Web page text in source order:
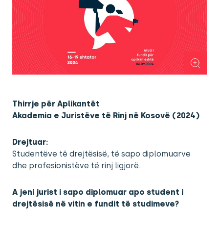
Thirrje për Aplikantët
Akademia e Juristëve të Rinj në Kosovë (2024)
Drejtuar:
Studentëve të drejtësisë, të sapo diplomuarve
dhe profesionistëve të rinj ligjorë.
A jeni jurist i sapo diplomuar apo student i
drejtësisë në vitin e fundit të studimeve?